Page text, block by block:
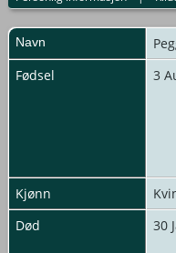
Navn
Fødsel
3
Kjønn
Død
30